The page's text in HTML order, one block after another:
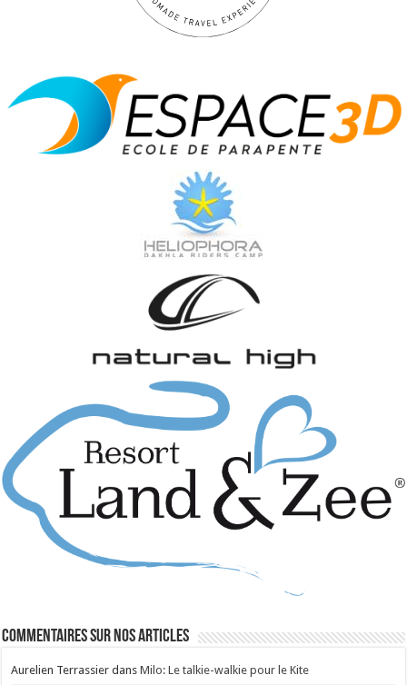
Commentaires sur nos articles
Aurelien Terrassier dansMilo: Le talkie-walkie pour le Kite